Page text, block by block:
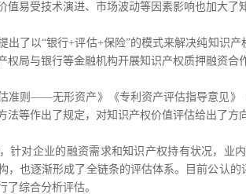
值易受技术演进、市场波动等因素影响也加大了
了以“银行+评估+保险”的模式来解决纯知识产
权局与银行等金融机构开展知识产权质押融资合
则——无形资产》《专利资产评估指导意见》
法等作出了规定，对知识产权价值评估给出了方
对企业的融资需求和知识产权持有状况，业
，也逐渐形成了全链条的评估体系。目前公认
了综合分析评估。